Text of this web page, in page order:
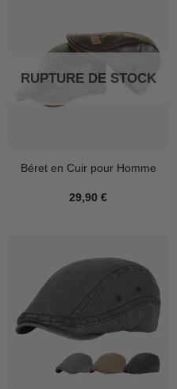
RUPTURE DE STOCK
Béret en Cuir pour Homme
29,90 €